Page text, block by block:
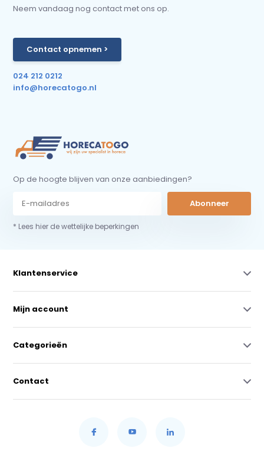
Neem vandaag nog contact met ons op.
Contact opnemen >
024 212 0212
info@horecatogo.nl
Op de hoogte blijven van onze aanbiedingen?
Abonneer
* Lees hier de wettelijke beperkingen
Klantenservice
Mijn account
Categorieën
Contact